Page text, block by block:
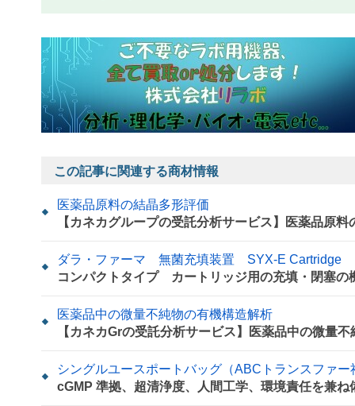
この記事に関連する商材情報
医薬品原料の結晶多形評価
【カネカグループの受託分析サービス】医薬品原料
ダラ・ファーマ 無菌充填装置 SYX-E Cartridge
コンパクトタイプ カートリッジ用の充填・閉塞の
医薬品中の微量不純物の有機構造解析
【カネカGrの受託分析サービス】医薬品中の微量
シングルユースポートバッグ（ABCトランスファー
cGMP 準拠、超清浄度、人間工学、環境責任を兼ね